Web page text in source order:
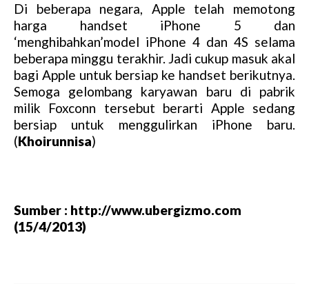
M
t
e
Di beberapa negara, Apple telah memotong
harga handset iPhone 5 dan
‘menghibahkan’model iPhone 4 dan 4S selama
beberapa minggu terakhir. Jadi cukup masuk akal
bagi Apple untuk bersiap ke handset berikutnya.
Semoga gelombang karyawan baru di pabrik
milik Foxconn tersebut berarti Apple sedang
bersiap untuk menggulirkan iPhone baru.
(Khoirunnisa)
Sumber : http://www.ubergizmo.com
(15/4/2013)